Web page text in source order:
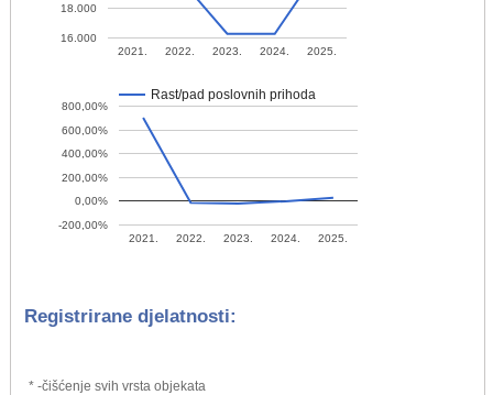
2021. 2022. 2023. 2024. 2025.
16.000
18.000
Rast/pad poslovnih prihoda
2021. 2022. 2023. 2024. 2025.
-200,00%
0,00%
200,00%
400,00%
600,00%
800,00%
Registrirane djelatnosti:
* -čišćenje svih vrsta objekata